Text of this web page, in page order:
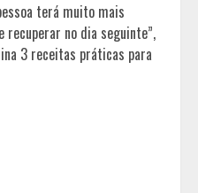
terá muito mais
no dia seguinte”,
3 receitas práticas para